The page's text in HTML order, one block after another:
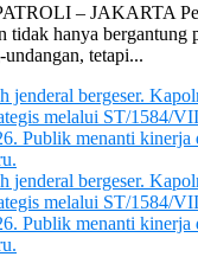
– JAKARTA
tidak hanya bergantung
undangan, tetapi...